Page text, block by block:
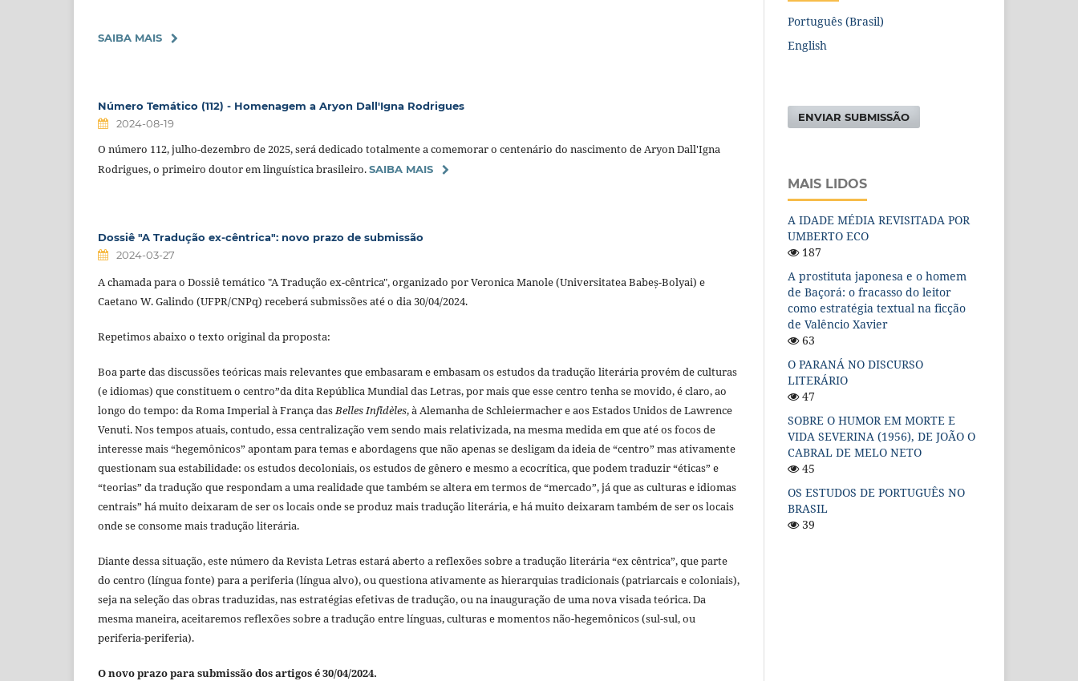
SAIBA MAIS
Número Temático (112) - Homenagem a Aryon Dall'Igna Rodrigues
2024-08-19
O número 112, julho-dezembro de 2025, será dedicado totalmente a comemorar o centenário do nascimento de Aryon Dall'Igna
Rodrigues, o primeiro doutor em linguística brasileiro.SAIBA MAIS
Dossiê "A Tradução ex-cêntrica": novo prazo de submissão
2024-03-27
A chamada para o Dossiê temático "A Tradução ex-cêntrica", organizado por Veronica Manole (Universitatea Babeș-Bolyai) e
Caetano W. Galindo (UFPR/CNPq) receberá submissões até o dia 30/04/2024.
Repetimos abaixo o texto original da proposta:
Boa parte das discussões teóricas mais relevantes que embasaram e embasam os estudos da tradução literária provém de culturas
(e idiomas) que constituem o centro”da dita República Mundial das Letras, por mais que esse centro tenha se movido, é claro, ao
longo do tempo: da Roma Imperial à França dasBelles Infidèles, à Alemanha de Schleiermacher e aos Estados Unidos de Lawrence
Venuti. Nos tempos atuais, contudo, essa centralização vem sendo mais relativizada, na mesma medida em que até os focos de
interesse mais “hegemônicos” apontam para temas e abordagens que não apenas se desligam da ideia de “centro” mas ativamente
questionam sua estabilidade: os estudos decoloniais, os estudos de gênero e mesmo a ecocrítica, que podem traduzir “éticas” e
“teorias” da tradução que respondam a uma realidade que também se altera em termos de “mercado”, já que as culturas e idiomas
centrais” há muito deixaram de ser os locais onde se produz mais tradução literária, e há muito deixaram também de ser os locais
onde se consome mais tradução literária.
Diante dessa situação, este número da Revista Letras estará aberto a reflexões sobre a tradução literária “ex cêntrica”, que parte
do centro (língua fonte) para a periferia (língua alvo), ou questiona ativamente as hierarquias tradicionais (patriarcais e coloniais),
seja na seleção das obras traduzidas, nas estratégias efetivas de tradução, ou na inauguração de uma nova visada teórica. Da
mesma maneira, aceitaremos reflexões sobre a tradução entre línguas, culturas e momentos não-hegemônicos (sul-sul, ou
periferia-periferia).
O novo prazo para submissão dos artigos é 30/04/2024.
Português (Brasil)
English
ENVIAR SUBMISSÃO
MAIS LIDOS
A IDADE MÉDIA REVISITADA POR
UMBERTO ECO
187
A prostituta japonesa e o homem
de Baçorá: o fracasso do leitor
como estratégia textual na ficção
de Valêncio Xavier
63
O PARANÁ NO DISCURSO
LITERÁRIO
47
SOBRE O HUMOR EM MORTE E
VIDA SEVERINA (1956), DE JOÃO O
CABRAL DE MELO NETO
45
OS ESTUDOS DE PORTUGUÊS NO
BRASIL
39